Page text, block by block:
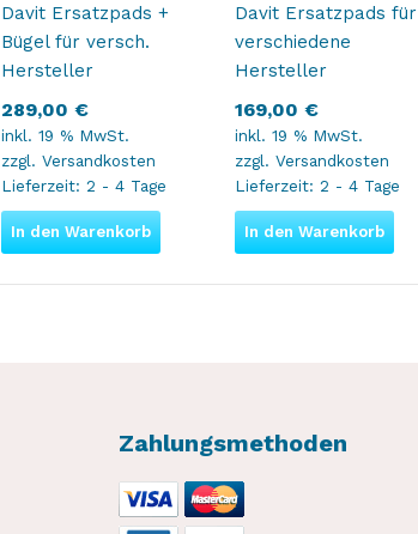
Davit Ersatzpads +
Bügel für versch.
Hersteller
289,00 €
inkl. 19 % MwSt.
zzgl. Versandkosten
Lieferzeit: 2 - 4 Tage
In den Warenkorb
Davit Ersatzpads für
verschiedene
Hersteller
169,00 €
inkl. 19 % MwSt.
zzgl. Versandkosten
Lieferzeit: 2 - 4 Tage
In den Warenkorb
Zahlungsmethoden